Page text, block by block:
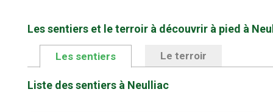
Les sentiers et le terroir à découvrir à pied à
Les sentiers Le terroir
Liste des sentiers à Neulliac